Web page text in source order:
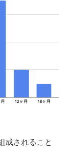
成されること